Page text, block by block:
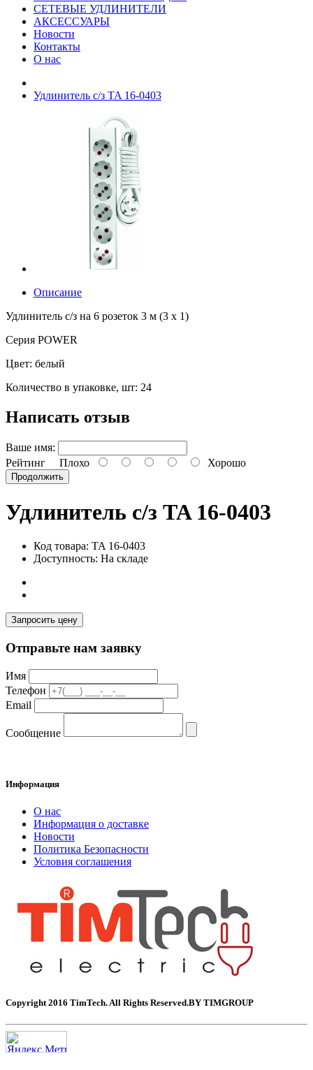
СЕТЕВЫЕ УДЛИНИТЕЛИ
АКСЕССУАРЫ
Новости
Контакты
О нас
Удлинитель с/з TA 16-0403
Описание
Удлинитель с/з на 6 розеток 3 м (3 х 1)
Серия POWER
Цвет: белый
Количество в упаковке, шт: 24
Написать отзыв
Ваше имя:
Рейтинг Плохо Хорошо
Продолжить
Удлинитель с/з TA 16-0403
Код товара: TA 16-0403
Доступность: На складе
Запросить цену
Отправьте нам заявку
Имя
Телефон
Email
Сообщение
Информация
О нас
Информация о доставке
Новости
Политика Безопасности
Условия соглашения
Copyright 2016 TimTech. All Rights Reserved.BY TIMGROUP